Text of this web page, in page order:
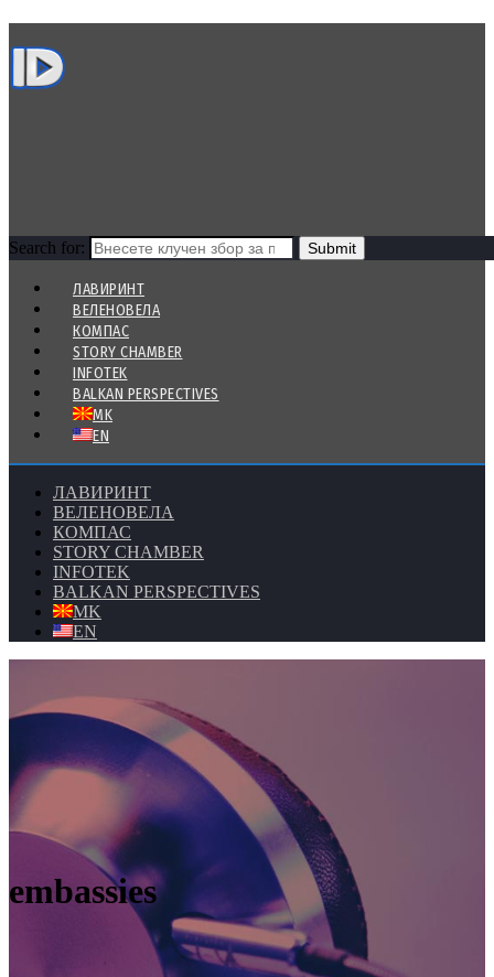
Search for:
ЛАВИРИНТ
ВЕЛЕНОВЕЛА
КОМПАС
STORY CHAMBER
INFOTEK
BALKAN PERSPECTIVES
MK
EN
ЛАВИРИНТ
ВЕЛЕНОВЕЛА
КОМПАС
STORY CHAMBER
INFOTEK
BALKAN PERSPECTIVES
MK
EN
embassies